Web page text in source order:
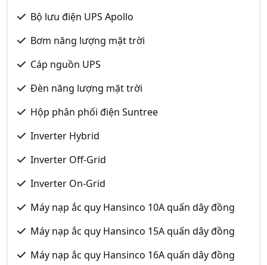
Bộ lưu điện UPS Apollo
Bơm năng lượng mặt trời
Cáp nguồn UPS
Đèn năng lượng mặt trời
Hộp phân phối điện Suntree
Inverter Hybrid
Inverter Off-Grid
Inverter On-Grid
Máy nạp ắc quy Hansinco 10A quấn dây đồng
Máy nạp ắc quy Hansinco 15A quấn dây đồng
Máy nạp ắc quy Hansinco 16A quấn dây đồng